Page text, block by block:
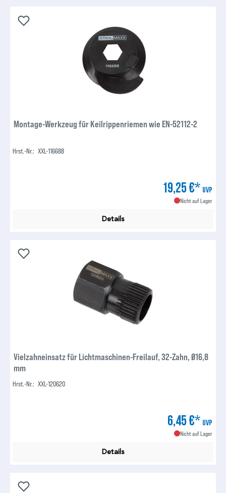
Montage-Werkzeug für Keilrippenriemen wie EN-52112-2
Hrst.-Nr.: XXL-116688
19,25 €* UVP
Nicht auf Lager
Details
Vielzahneinsatz für Lichtmaschinen-Freilauf, 32-Zahn, Ø16,8
mm
Hrst.-Nr.: XXL-120620
6,45 €* UVP
Nicht auf Lager
Details